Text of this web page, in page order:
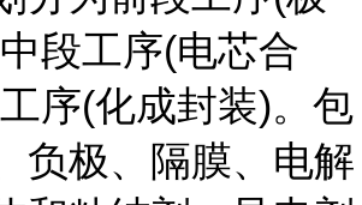
段工序(电芯合
序(化成封装)。包
负极、隔膜、电解